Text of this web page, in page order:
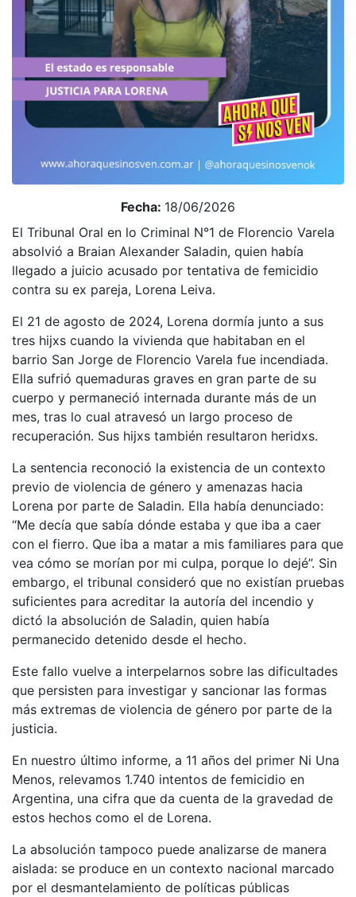
Fecha: 18/06/2026
El Tribunal Oral en lo Criminal N°1 de Florencio Varela
absolvió a Braian Alexander Saladin, quien había
llegado a juicio acusado por tentativa de femicidio
contra su ex pareja, Lorena Leiva.
El 21 de agosto de 2024, Lorena dormía junto a sus
tres hijxs cuando la vivienda que habitaban en el
barrio San Jorge de Florencio Varela fue incendiada.
Ella sufrió quemaduras graves en gran parte de su
cuerpo y permaneció internada durante más de un
mes, tras lo cual atravesó un largo proceso de
recuperación. Sus hijxs también resultaron heridxs.
La sentencia reconoció la existencia de un contexto
previo de violencia de género y amenazas hacia
Lorena por parte de Saladin. Ella había denunciado:
“Me decía que sabía dónde estaba y que iba a caer
con el fierro. Que iba a matar a mis familiares para que
vea cómo se morían por mi culpa, porque lo dejé”. Sin
embargo, el tribunal consideró que no existían pruebas
suficientes para acreditar la autoría del incendio y
dictó la absolución de Saladin, quien había
permanecido detenido desde el hecho.
Este fallo vuelve a interpelarnos sobre las dificultades
que persisten para investigar y sancionar las formas
más extremas de violencia de género por parte de la
justicia.
En nuestro último informe, a 11 años del primer Ni Una
Menos, relevamos 1.740 intentos de femicidio en
Argentina, una cifra que da cuenta de la gravedad de
estos hechos como el de Lorena.
La absolución tampoco puede analizarse de manera
aislada: se produce en un contexto nacional marcado
por el desmantelamiento de políticas públicas